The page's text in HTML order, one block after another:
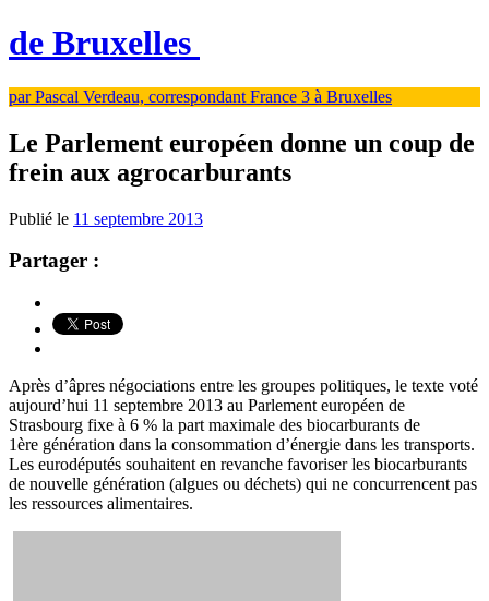
de Bruxelles
par Pascal Verdeau, correspondant France 3 à Bruxelles
Le Parlement européen donne un coup de
frein aux agrocarburants
Publié le 11 septembre 2013
Partager :
Après d’âpres négociations entre les groupes politiques, le texte voté
aujourd’hui 11 septembre 2013 au Parlement européen de
Strasbourg fixe à 6 % la part maximale des biocarburants de
1ère génération dans la consommation d’énergie dans les transports.
Les eurodéputés souhaitent en revanche favoriser les biocarburants
de nouvelle génération (algues ou déchets) qui ne concurrencent pas
les ressources alimentaires.